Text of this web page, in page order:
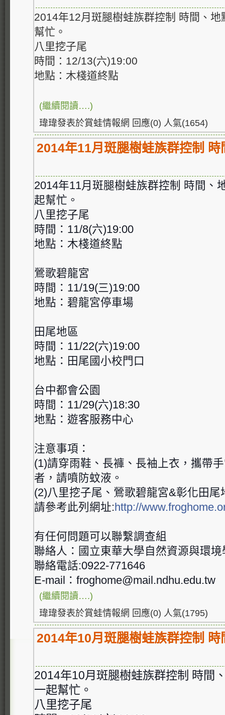
2014年12月斑腿樹蛙族群控制 時間、
幫忙。
八里挖子尾
時間：12/13(六)19:00
地點：木棧道終點
(繼續閱讀….)
瑋瑋發表於賞蛙情報網 回應(0) 人氣(1654)
2014年11月斑腿樹蛙族群控制 時
2014年11月斑腿樹蛙族群控制 時間、
起幫忙。
八里挖子尾
時間：11/8(六)19:00
地點：木棧道終點
鶯歌碧龍宮
時間：11/19(三)19:00
地點：碧龍宮停車場
田尾地區
時間：11/22(六)19:00
地點：田尾國小校門口
台中都會公園
時間：11/29(六)18:30
地點：遊客服務中心
注意事項：
(1)請穿雨鞋、長褲、長袖上衣，攜帶
者，請噴防蚊液。
(2)八里挖子尾、鶯歌碧龍宮&彰化田尾
請參考此列網址:http://
有任何問題可以聯繫調查組
聯絡人：國立東華大學自然資源與環
聯絡電話:0922-771646
E-mail：froghome@mail.ndhu.edu.tw
(繼續閱讀….)
瑋瑋發表於賞蛙情報網 回應(0) 人氣(1795)
2014年10月斑腿樹蛙族群控制 時
2014年10月斑腿樹蛙族群控制 時間
一起幫忙。
八里挖子尾